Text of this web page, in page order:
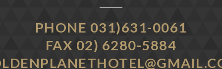
PHONE 031)631-0061
FAX 02) 6280-5884